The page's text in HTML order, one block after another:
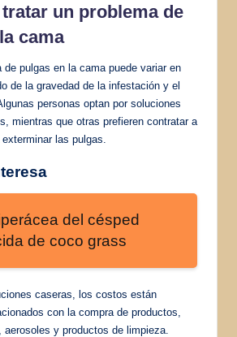
un problema de
cama
de pulgas en la cama puede variar en
de la gravedad de la infestación y el
personas optan por soluciones
mientras que otras prefieren contratar a
las pulgas.
del césped
de coco grass
caseras, los costos están
con la compra de productos,
y productos de limpieza.